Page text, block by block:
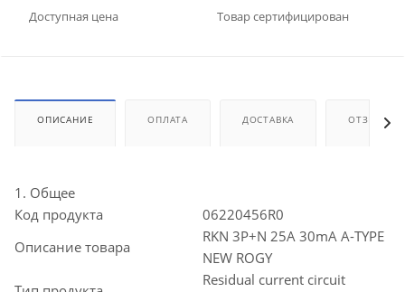
Доступная цена Товар сертифицирован
ОПИСАНИЕ ОПЛАТА ДОСТАВКА ОТЗЫВЫ
1. Общее
Код продукта
06220456R0
Описание товара
RKN 3P+N 25A 30mA A-TYPE
NEW ROGY
Residual current circuit